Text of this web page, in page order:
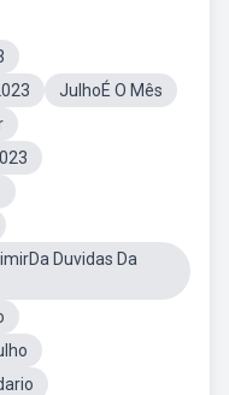
JulhoÉ O Mês
Duvidas Da